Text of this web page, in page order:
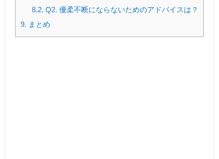
8.2. Q2. 優柔不断にならないためのアドバイスは？
9. まとめ